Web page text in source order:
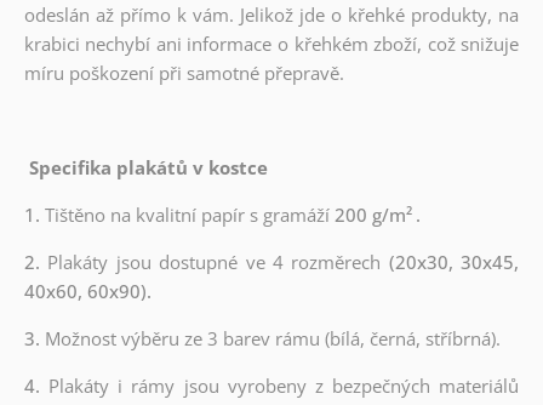
odeslán až přímo k vám. Jelikož jde o křehké produkty, na
krabici nechybí ani informace o křehkém zboží, což snižuje
míru poškození při samotné přepravě.
Specifika plakátů v kostce
1. Tištěno na kvalitní papír s gramáží200 g/m² .
2. Plakáty jsou dostupné ve 4 rozměrech (20x30, 30x45,
40x60, 60x90).
3. Možnost výběru ze 3 barev rámu (bílá, černá, stříbrná).
4. Plakáty i rámy jsou vyrobeny z bezpečných materiálů